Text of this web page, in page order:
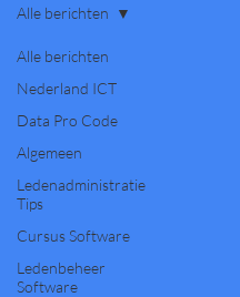
Alle berichten
Nederland ICT
Data Pro Code
Algemeen
Ledenadministratie
Tips
Cursus Software
Ledenbeheer
Software
Alle berichten